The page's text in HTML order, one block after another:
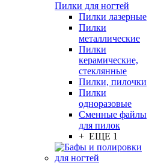
Пилки для ногтей
Пилки лазерные
Пилки
металлические
Пилки
керамические,
стеклянные
Пилки, пилочки
Пилки
одноразовые
Сменные файлы
для пилок
+ ЕЩЕ 1